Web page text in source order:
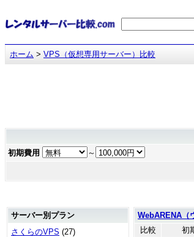
ホーム > VPS（仮想専用サーバー）比較
初期費用
～
サーバー別プラン
さくらのVPS (27)
WebARENA（
比較
初